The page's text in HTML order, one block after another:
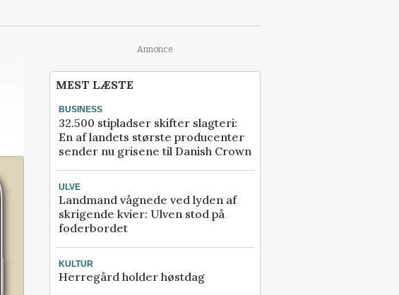
Annonce
MEST LÆSTE
BUSINESS
32.500 stipladser skifter slagteri:
En af landets største producenter
sender nu grisene til Danish Crown
ULVE
Landmand vågnede ved lyden af
skrigende kvier: Ulven stod på
foderbordet
KULTUR
Herregård holder høstdag